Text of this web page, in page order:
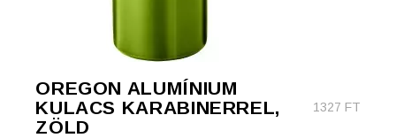
OREGON ALUMÍNIUM
KULACS KARABINERREL,
ZÖLD
1327 FT